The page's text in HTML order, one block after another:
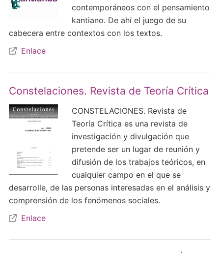
contemporáneos con el pensamiento
kantiano. De ahí el juego de su
cabecera entre contextos con los textos.
Enlace
Constelaciones. Revista de Teoría Crítica
CONSTELACIONES. Revista de
Teoría Crítica es una revista de
investigación y divulgación que
pretende ser un lugar de reunión y
difusión de los trabajos teóricos, en
cualquier campo en el que se
desarrolle, de las personas interesadas en el análisis y
comprensión de los fenómenos sociales.
Enlace